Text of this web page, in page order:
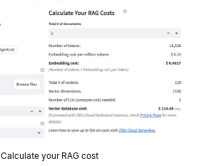
Calculate your RAG cost